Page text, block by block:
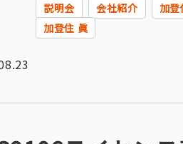
説明会 会社紹介 加登
加登住 眞